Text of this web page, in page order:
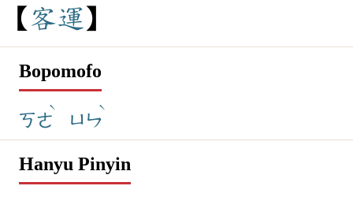
客運
Bopomofo
ㄎㄜ
ˋ
ㄩㄣ
ˋ
Hanyu Pinyin